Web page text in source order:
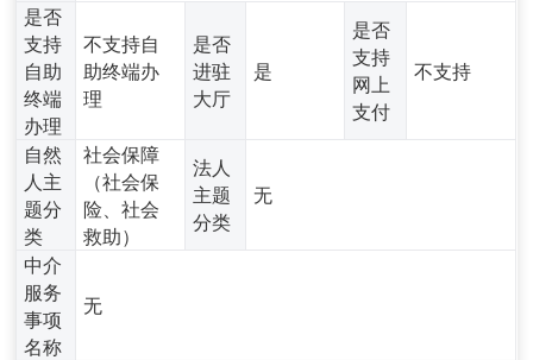
是否
支持
自助
终端
办理
不支持自
助终端办
理
是否
进驻
大厅
是
是否
支持
网上
支付
不支持
自然
人主
题分
类
社会保障
（社会保
险、社会
救助）
法人
主题
分类
无
中介
服务
事项
名称
无